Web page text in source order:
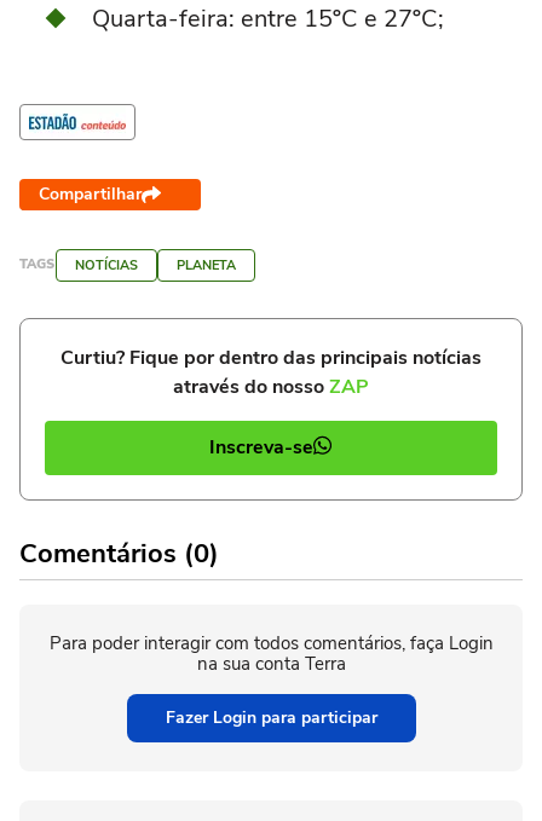
Quarta-feira: entre 15ºC e 27ºC;
Compartilhar
TAGS NOTÍCIAS PLANETA
Curtiu? Fique por dentro das principais notícias
através do nossoZAP
Inscreva-se
Comentários (0)
Para poder interagir com todos comentários, faça Login
na sua conta Terra
Fazer Login para participar